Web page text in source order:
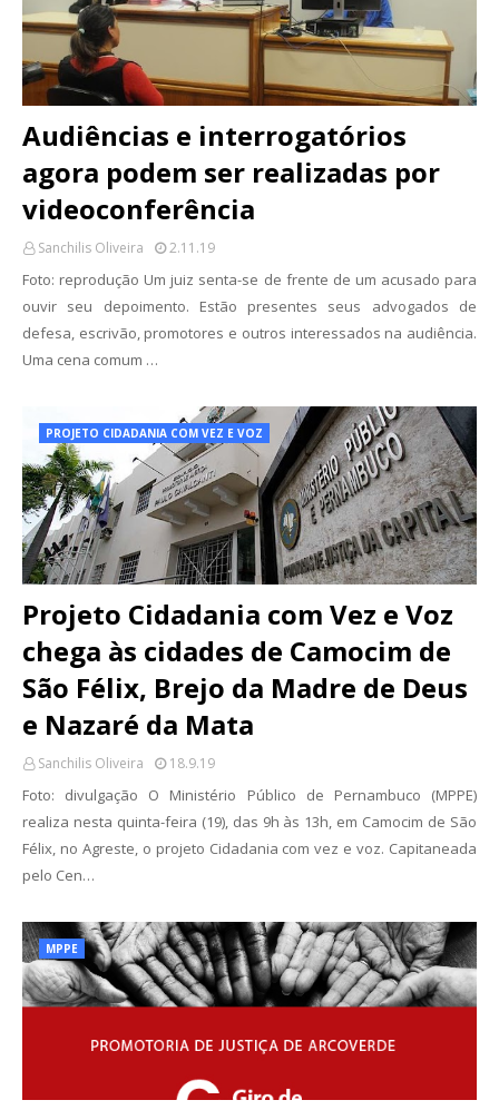
Audiências e interrogatórios
agora podem ser realizadas por
videoconferência
Sanchilis Oliveira 2.11.19
Foto: reprodução Um juiz senta-se de frente de um acusado para
ouvir seu depoimento. Estão presentes seus advogados de
defesa, escrivão, promotores e outros interessados na audiência.
Uma cena comum …
PROJETO CIDADANIA COM VEZ E VOZ
Projeto Cidadania com Vez e Voz
chega às cidades de Camocim de
São Félix, Brejo da Madre de Deus
e Nazaré da Mata
Sanchilis Oliveira 18.9.19
Foto: divulgação O Ministério Público de Pernambuco (MPPE)
realiza nesta quinta-feira (19), das 9h às 13h, em Camocim de São
Félix, no Agreste, o projeto Cidadania com vez e voz. Capitaneada
pelo Cen…
MPPE